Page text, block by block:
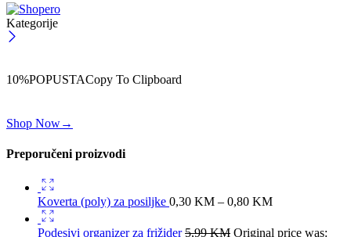
Kategorije
10%POPUSTACopy To Clipboard
Shop Now→
Preporučeni proizvodi
Koverta (poly) za posiljke 0,30 KM – 0,80 KM
Podesivi organizer za frižider5,99KM Original price was: